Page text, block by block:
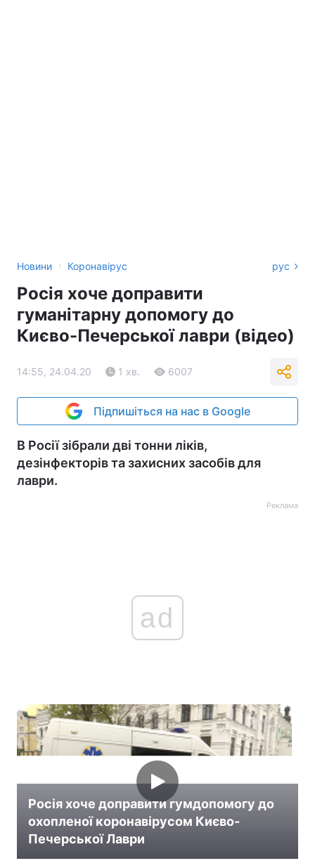
Новини › Коронавірус рус
Росія хоче доправити
гуманітарну допомогу до
Києво-Печерської лаври (відео)
14:55, 24.04.20 1 хв. 6007
Підпишіться на нас в Google
В Росії зібрали дві тонни ліків,
дезінфекторів та захисних засобів для
лаври.
Реклама
ad
Росія хоче доправити гумдопомогу до
охопленої коронавірусом Києво-
Печерської Лаври